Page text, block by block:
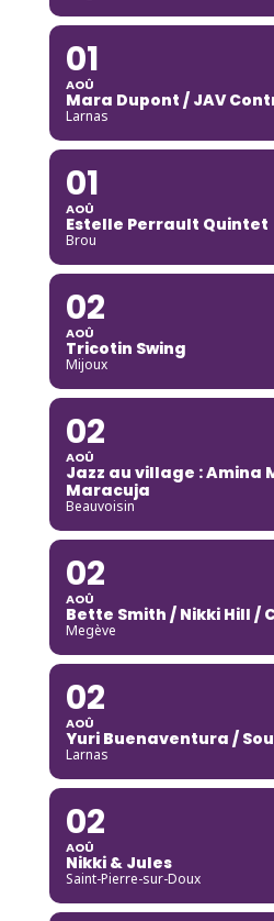
01
AOÛ
Mara Dupont / JAV
Larnas
01
AOÛ
Estelle Perrault Quintet
Brou
02
AOÛ
Tricotin Swing
Mijoux
02
AOÛ
Jazz au village : Amina
Maracuja
Beauvoisin
02
AOÛ
Bette Smith / Nikki Hill /
Megève
02
AOÛ
Yuri Buenaventura /
Larnas
02
AOÛ
Nikki & Jules
Saint-Pierre-sur-Doux